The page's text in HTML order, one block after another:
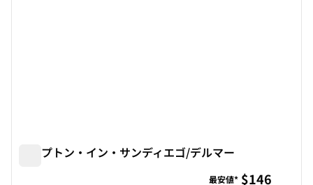
ハンプトン・イン・サンディエゴ/デルマー
最安値* $146